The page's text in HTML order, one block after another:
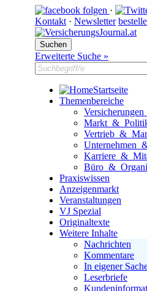
·
Kontakt · Newsletter
Erweiterte Suche »
Startseite
Themenbereiche
Markt &
Vertrieb &
Unternehmen
Karriere &
Büro &
Praxiswissen
Anzeigenmarkt
Veranstaltungen
VJ Spezial
Originaltexte
Weitere Inhalte
Nachrichten
Kommentare
In eigener
Leserbriefe